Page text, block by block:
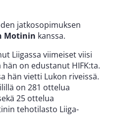
jatkosopimuksen
Motinin kanssa.
Liigassa viimeiset viisi
on edustanut HIFK:ta.
hän vietti Lukon riveissä.
on 281 ottelua
25 ottelua
tehotilasto Liiga-